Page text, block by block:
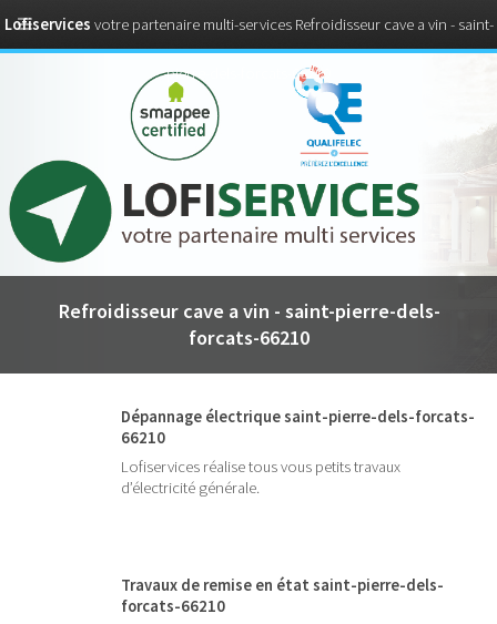
Refroidisseur cave a vin - saint-pierre-dels-
forcats-66210
Dépannage électrique saint-pierre-dels-forcats-
66210
Lofiservices réalise tous vous petits travaux
d’électricité générale.
Travaux de remise en état saint-pierre-dels-
forcats-66210
Lofiservices votre partenaire multi-services Refroidisseur cave a vin - saint-
pierre-dels-forcats-66210